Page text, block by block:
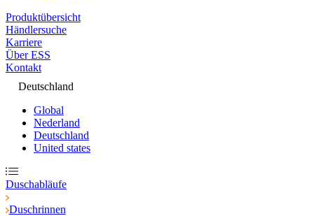
Produktübersicht
Händlersuche
Karriere
Über ESS
Kontakt
Deutschland
Global
Nederland
Deutschland
United states
Duschabläufe
Duschrinnen